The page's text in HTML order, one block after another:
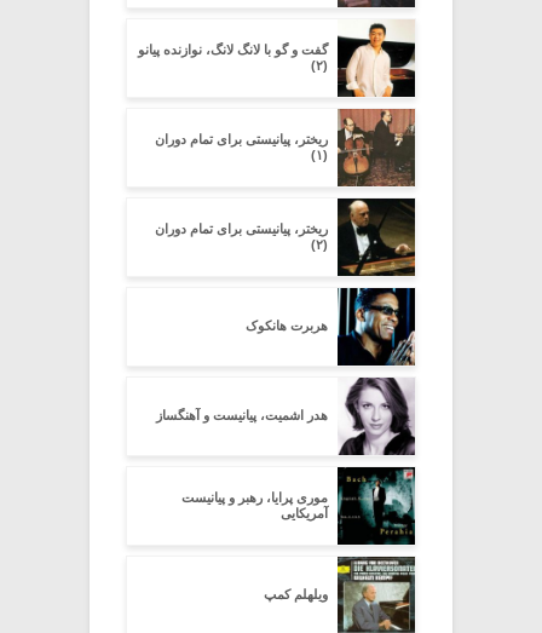
گفت و گو با لانگ لانگ، نوازنده پیانو
(۲)
ریختر، پیانیستی برای تمام دوران
(۱)
ریختر، پیانیستی برای تمام دوران
(۲)
هربرت هانکوک
هدر اشمیت، پیانیست و آهنگساز
موری پرایا، رهبر و پیانیست
آمریکایی
ویلهلم کمپ